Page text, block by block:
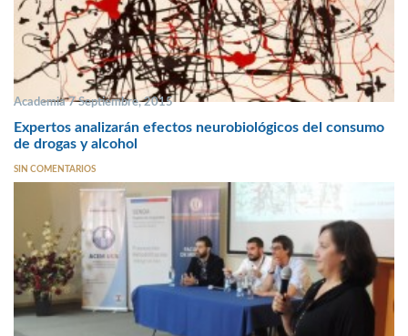
Academia 7 Septiembre, 2015
Expertos analizarán efectos neurobiológicos del consumo
de drogas y alcohol
SIN COMENTARIOS